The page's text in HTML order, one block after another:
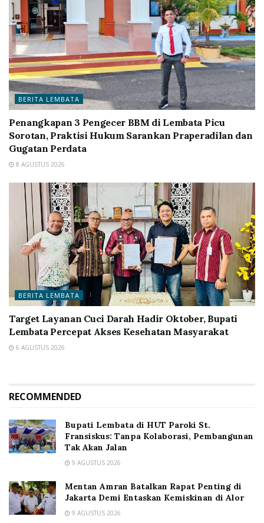
BERITA LEMBATA
Penangkapan 3 Pengecer BBM di Lembata Picu
Sorotan, Praktisi Hukum Sarankan Praperadilan dan
Gugatan Perdata
8 AGUSTUS 2026
BERITA LEMBATA
Target Layanan Cuci Darah Hadir Oktober, Bupati
Lembata Percepat Akses Kesehatan Masyarakat
6 AGUSTUS 2026
RECOMMENDED
Bupati Lembata di HUT Paroki St.
Fransiskus: Tanpa Kolaborasi, Pembangunan
Tak Akan Jalan
9 AGUSTUS 2026
Mentan Amran Batalkan Rapat Penting di
Jakarta Demi Entaskan Kemiskinan di Alor
9 AGUSTUS 2026